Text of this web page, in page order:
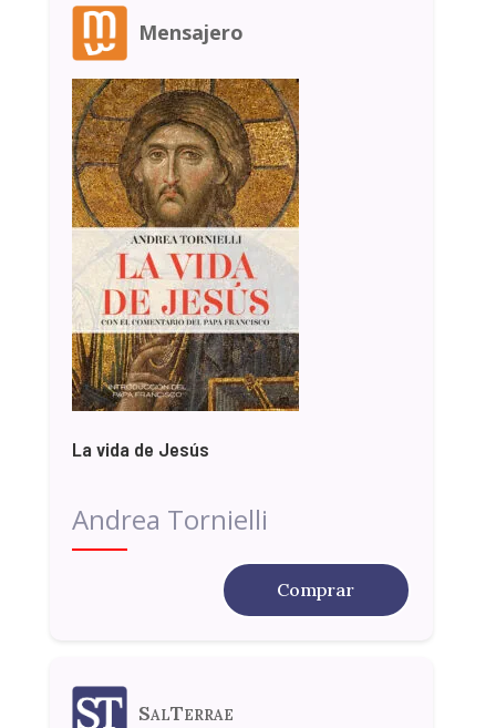
Mensajero
La vida de Jesús
Andrea Tornielli
Comprar
SalTerrae